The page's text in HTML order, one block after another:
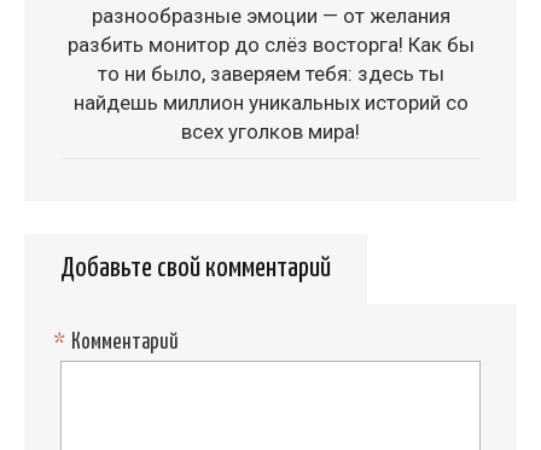
разнообразные эмоции — от желания
разбить монитор до слёз восторга! Как бы
то ни было, заверяем тебя: здесь ты
найдешь миллион уникальных историй со
всех уголков мира!
Добавьте свой комментарий
Комментарий
*